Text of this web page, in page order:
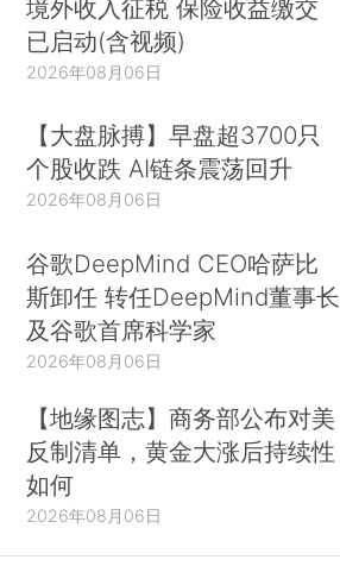
境外收入征税 保险收益缴交
已启动(含视频)
2026年08月06日
【大盘脉搏】早盘超3700只
个股收跌 AI链条震荡回升
2026年08月06日
谷歌DeepMind CEO哈萨比
斯卸任 转任DeepMind董事长
及谷歌首席科学家
2026年08月06日
【地缘图志】商务部公布对美
反制清单，黄金大涨后持续性
如何
2026年08月06日